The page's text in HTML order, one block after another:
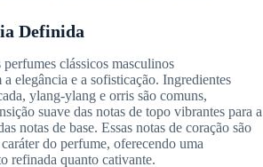
Definida
clássicos masculinos
elegância e a sofisticação. Ingredientes
ylang-ylang e orris são comuns,
suave das notas de topo vibrantes para a
notas de base. Essas notas de coração são
do perfume, oferecendo uma
refinada quanto cativante.